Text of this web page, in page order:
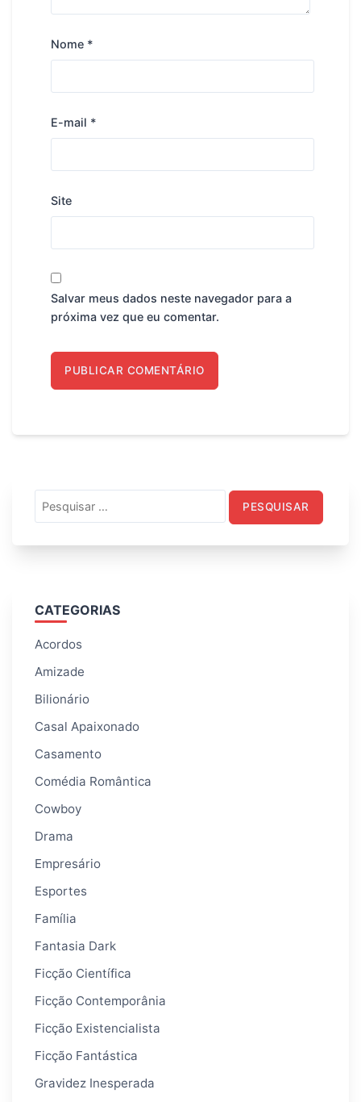
Nome *
E-mail *
Site
Salvar meus dados neste navegador para a
próxima vez que eu comentar.
por:
CATEGORIAS
Acordos
Amizade
Bilionário
Casal Apaixonado
Casamento
Comédia Romântica
Cowboy
Drama
Empresário
Esportes
Família
Fantasia Dark
Ficção Científica
Ficção Contemporânia
Ficção Existencialista
Ficção Fantástica
Gravidez Inesperada